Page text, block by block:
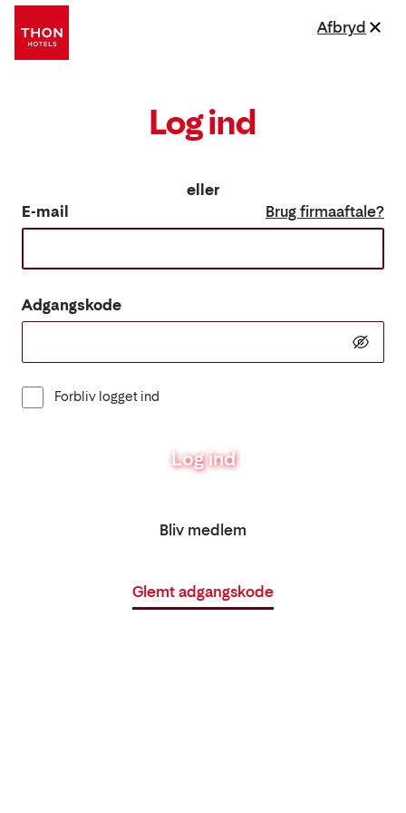
Log ind
eller
E-mail
Brug firmaaftale?
Adgangskode
Forbliv logget ind
Log ind
Bliv medlem
Glemt adgangskode
Afbryd